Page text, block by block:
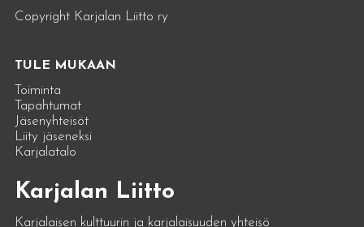
Copyright Karjalan Liitto ry
TULE MUKAAN
Toiminta
Tapahtumat
Jäsenyhteisöt
Liity jäseneksi
Karjalatalo
Karjalan Liitto
Karjalaisen kulttuurin ja karjalaisuuden yhteisö